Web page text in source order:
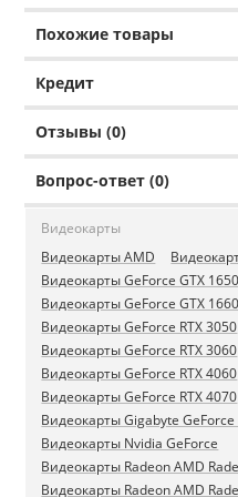
Похожие товары
Кредит
Отзывы (0)
Вопрос-ответ (0)
Видеокарты
Видеокарты AMD
Видеокарты GeForce GTX 1650
Видеокарты GeForce GTX 1660
Видеокарты GeForce RTX 3050
Видеокарты GeForce RTX 3060
Видеокарты GeForce RTX 4060
Видеокарты GeForce RTX 4070
Видеокарты Gigabyte GeForce
Видеокарты Nvidia GeForce
Видеокарты Radeon AMD
Видеокарты Radeon AMD